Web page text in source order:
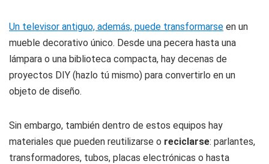
Un televisor antiguo, además, puede transformarse en un
mueble decorativo único. Desde una pecera hasta una
lámpara o una biblioteca compacta, hay decenas de
proyectos DIY (hazlo tú mismo) para convertirlo en un
objeto de diseño.
Sin embargo, también dentro de estos equipos hay
materiales que pueden reutilizarse o reciclarse: parlantes,
transformadores, tubos, placas electrónicas o hasta